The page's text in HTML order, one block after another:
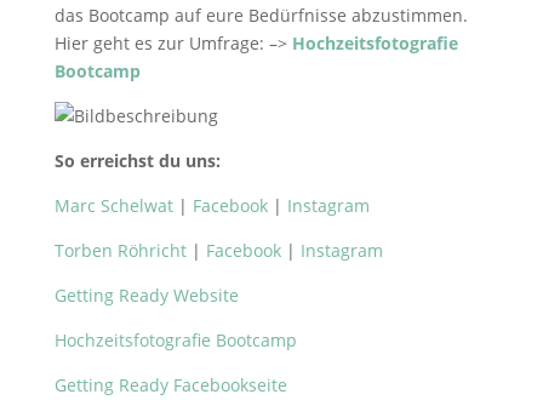
das Bootcamp auf eure Bedürfnisse abzustimmen.
Hier geht es zur Umfrage: –> Hochzeitsfotografie
Bootcamp
So erreichst du uns:
Marc Schelwat| Facebook| Instagram
Torben Röhricht| Facebook| Instagram
Getting Ready Website
Hochzeitsfotografie Bootcamp
Getting Ready Facebookseite